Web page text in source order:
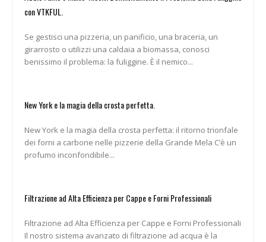
con VTKFUL.
Se gestisci una pizzeria, un panificio, una braceria, un
girarrosto o utilizzi una caldaia a biomassa, conosci
benissimo il problema: la fuliggine. È il nemico...
New York e la magia della crosta perfetta.
New York e la magia della crosta perfetta: il ritorno trionfale
dei forni a carbone nelle pizzerie della Grande Mela C’è un
profumo inconfondibile...
Filtrazione ad Alta Efficienza per Cappe e Forni Professionali
Filtrazione ad Alta Efficienza per Cappe e Forni Professionali
Il nostro sistema avanzato di filtrazione ad acqua è la